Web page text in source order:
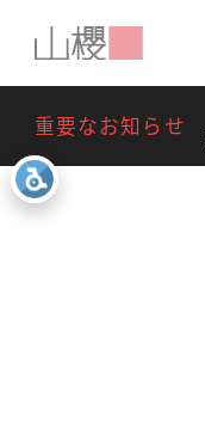
重要なお知らせ